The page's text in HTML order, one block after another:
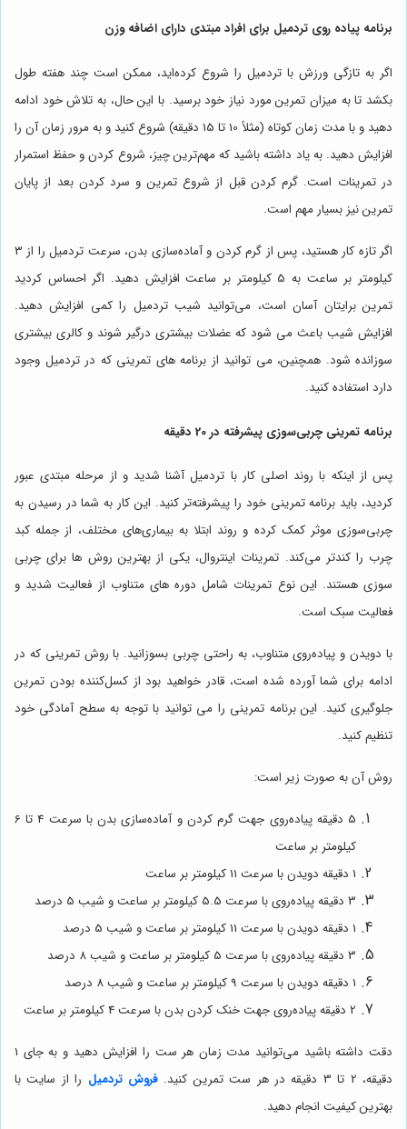
برنامه پیاده روی تردمیل برای افراد مبتدی دارای اضافه وزن
اگر به تازگی ورزش با تردمیل را شروع کرده‌اید، ممکن است چند هفته طول
بکشد تا به میزان تمرین مورد نیاز خود برسید. با این حال، به تلاش خود ادامه
دهید و با مدت زمان کوتاه (مثلاً 10 تا 15 دقیقه) شروع کنید و به مرور زمان آن را
افزایش دهید. به یاد داشته باشید که مهم‌ترین چیز، شروع کردن و حفظ استمرار
در تمرینات است. گرم کردن قبل از شروع تمرین و سرد کردن بعد از پایان
تمرین نیز بسیار مهم است.
اگر تازه کار هستید، پس از گرم کردن و آماده‌سازی بدن، سرعت تردمیل را از 3
کیلومتر بر ساعت به 5 کیلومتر بر ساعت افزایش دهید. اگر احساس کردید
تمرین برایتان آسان است، می‌توانید شیب تردمیل را کمی افزایش دهید.
افزایش شیب باعث می شود که عضلات بیشتری درگیر شوند و کالری بیشتری
سوزانده شود. همچنین، می توانید از برنامه های تمرینی که در تردمیل وجود
دارد استفاده کنید.
برنامه تمرینی چربی‌سوزی پیشرفته در 20 دقیقه
پس از اینکه با روند اصلی کار با تردمیل آشنا شدید و از مرحله مبتدی عبور
کردید، باید برنامه تمرینی خود را پیشرفته‌تر کنید. این کار به شما در رسیدن به
چربی‌سوزی موثر کمک کرده و روند ابتلا به بیماری‌های مختلف، از جمله کبد
چرب را کندتر می‌کند. تمرینات اینتروال، یکی از بهترین روش ها برای چربی
سوزی هستند. این نوع تمرینات شامل دوره های متناوب از فعالیت شدید و
فعالیت سبک است.
با دویدن و پیاده‌روی متناوب، به راحتی چربی بسوزانید. با روش تمرینی که در
ادامه برای شما آورده شده است، قادر خواهید بود از کسل‌کننده بودن تمرین
جلوگیری کنید. این برنامه تمرینی را می توانید با توجه به سطح آمادگی خود
تنظیم کنید.
روش آن به صورت زیر است:
5 دقیقه پیاده‌روی جهت گرم کردن و آماده‌سازی بدن با سرعت 4 تا 6
کیلومتر بر ساعت
1 دقیقه دویدن با سرعت 11 کیلومتر بر ساعت
3 دقیقه پیاده‌روی با سرعت 5.5 کیلومتر بر ساعت و شیب 5 درصد
1 دقیقه دویدن با سرعت 11 کیلومتر بر ساعت و شیب 5 درصد
3 دقیقه پیاده‌روی با سرعت 5 کیلومتر بر ساعت و شیب 8 درصد
1 دقیقه دویدن با سرعت 9 کیلومتر بر ساعت و شیب 8 درصد
2 دقیقه پیاده‌روی جهت خنک کردن بدن با سرعت 4 کیلومتر بر ساعت
دقت داشته باشید می‌توانید مدت زمان هر ست را افزایش دهید و به جای 1
دقیقه، 2 تا 3 دقیقه در هر ست تمرین کنید.
فروش تردمیل را از سایت با
بهترین کیفیت انجام دهید.